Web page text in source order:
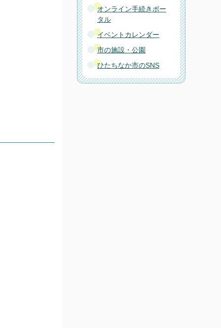
オンライン手続きポー
タル
イベントカレンダー
市の施設・公園
ひたちなか市のSNS